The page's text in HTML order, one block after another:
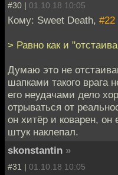
#30 | 01.10.18 10:05
Кому: Sweet Death, #22
> Равно как и
Думаю это не
шапками такого врага
его неудачами дело
отрываться от
он хитёр и коварен,
штук наклепал.
skonstantin »
#31 | 01.10.18 10:05